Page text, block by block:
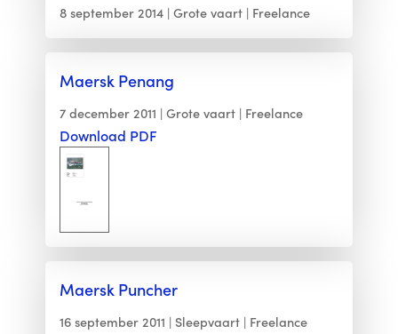
8 september 2014 Grote vaart Freelance
Maersk Penang
7 december 2011 Grote vaart Freelance
Download PDF
Maersk Puncher
16 september 2011 Sleepvaart Freelance